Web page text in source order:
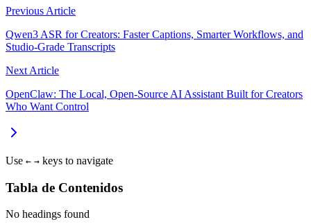
Previous Article
Qwen3 ASR for Creators: Faster Captions, Smarter Workflows, and
Studio‑Grade Transcripts
Next Article
OpenClaw: The Local, Open‑Source AI Assistant Built for Creators
Who Want Control
Use ← → keys to navigate
Tabla de Contenidos
No headings found